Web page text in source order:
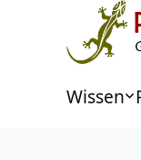
Zu Inhalt springen
Wissen